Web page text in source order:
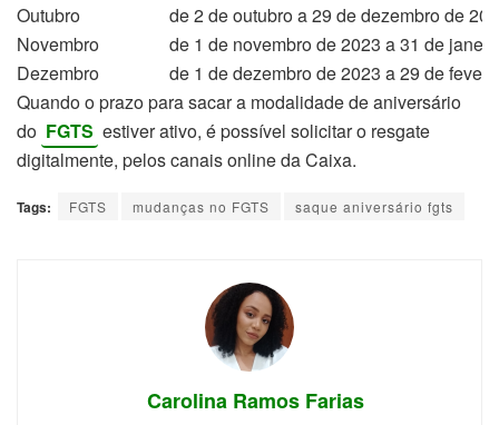
Outubro
de 2 de outubro a 29 de dezembro de
Novembro
de 1 de novembro de 2023 a 31 de
Dezembro
de 1 de dezembro de 2023 a 29 de
Quando o prazo para sacar a modalidade de aniversário
do FGTS estiver ativo, é possível solicitar o resgate
digitalmente, pelos canais online da Caixa.
Tags: FGTS mudanças no FGTS saque aniversário fgts
Carolina Ramos Farias